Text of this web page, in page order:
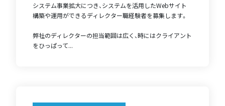
システム事業拡大につき、システムを活用したWebサイト
構築や運用ができるディレクター職経験者を募集します。
弊社のディレクターの担当範囲は広く、時にはクライアント
をひっぱって...